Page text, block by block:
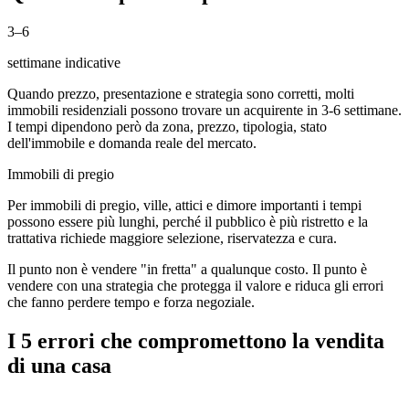
3–6
settimane indicative
Quando prezzo, presentazione e strategia sono corretti, molti
immobili residenziali possono trovare un acquirente in 3-6 settimane.
I tempi dipendono però da zona, prezzo, tipologia, stato
dell'immobile e domanda reale del mercato.
Immobili di pregio
Per immobili di pregio, ville, attici e dimore importanti i tempi
possono essere più lunghi, perché il pubblico è più ristretto e la
trattativa richiede maggiore selezione, riservatezza e cura.
Il punto non è vendere "in fretta" a qualunque costo. Il punto è
vendere con una strategia che protegga il valore e riduca gli errori
che fanno perdere tempo e forza negoziale.
I 5 errori che compromettono la vendita
di una casa